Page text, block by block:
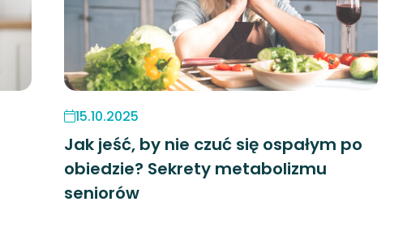
15.10.2025
Jak jeść, by nie czuć się ospałym po
obiedzie? Sekrety metabolizmu
seniorów